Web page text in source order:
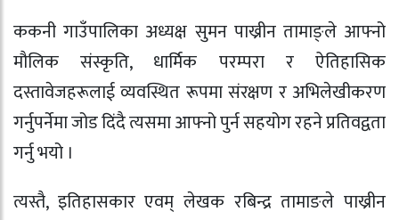
ककनी गाउँपालिका अध्यक्ष सुमन पाख्रीन तामाङ्ले आफ्नो
मौलिक संस्कृति, धार्मिक परम्परा र ऐतिहासिक
दस्तावेजहरूलाई व्यवस्थित रूपमा संरक्षण र अभिलेखीकरण
गर्नुपर्नेमा जोड दिंदै त्यसमा आफ्नो पुर्न सहयोग रहने प्रतिवद्वता
गर्नु भयो ।
त्यस्तै, इतिहासकार एवम् लेखक रबिन्द्र तामाङले पाख्रीन